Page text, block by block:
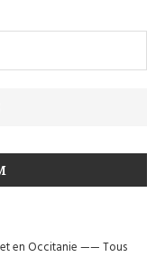
en Occitanie——Tous